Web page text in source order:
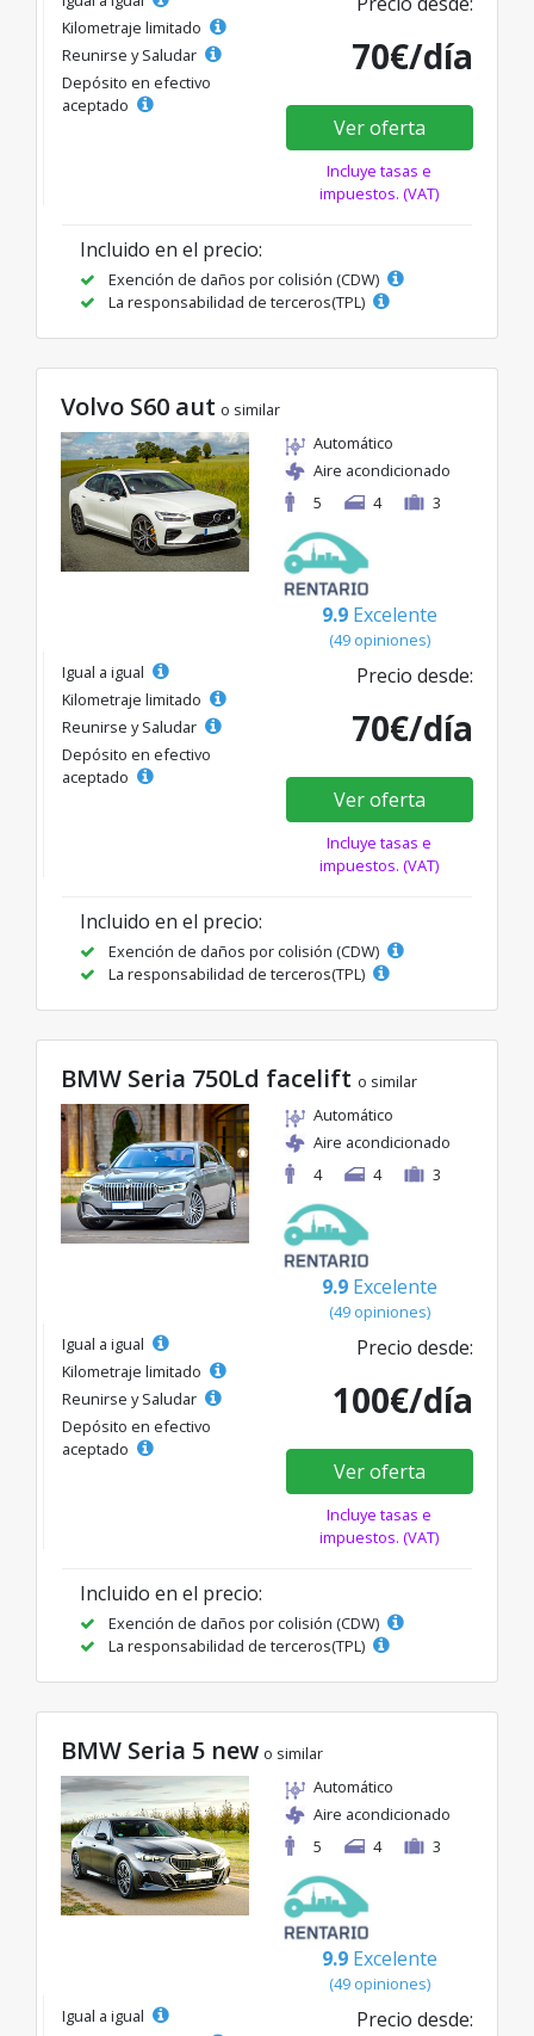
Kilometraje limitado
Reunirse y Saludar
Depósito en efectivo
aceptado
70€/día
Ver oferta
Incluye tasas e
impuestos. (VAT)
Incluido en el precio:
Exención de daños por colisión (CDW)
La responsabilidad de terceros(TPL)
Volvo S60 aut o similar
Automático
Aire acondicionado
5
4 3
9.9 Excelente
(49 opiniones)
Igual a igual
Kilometraje limitado
Reunirse y Saludar
Depósito en efectivo
aceptado
Precio desde:
70€/día
Ver oferta
Incluye tasas e
impuestos. (VAT)
Incluido en el precio:
Exención de daños por colisión (CDW)
La responsabilidad de terceros(TPL)
BMW Seria 750Ld facelift o similar
Automático
Aire acondicionado
4
4 3
9.9 Excelente
(49 opiniones)
Igual a igual
Kilometraje limitado
Reunirse y Saludar
Depósito en efectivo
aceptado
Precio desde:
100€/día
Ver oferta
Incluye tasas e
impuestos. (VAT)
Incluido en el precio:
Exención de daños por colisión (CDW)
La responsabilidad de terceros(TPL)
BMW Seria 5 new o similar
Automático
Aire acondicionado
5
4 3
9.9 Excelente
(49 opiniones)
Igual a igual
Precio desde: